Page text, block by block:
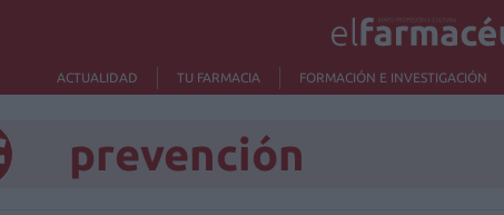
ACTUALIDAD TU FARMACIA FORMACIÓN E INVESTIGACIÓN
prevención